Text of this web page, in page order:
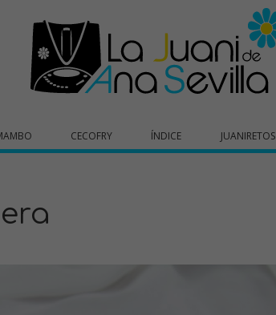
CECOFRY ÍNDICE JUANIRETOS